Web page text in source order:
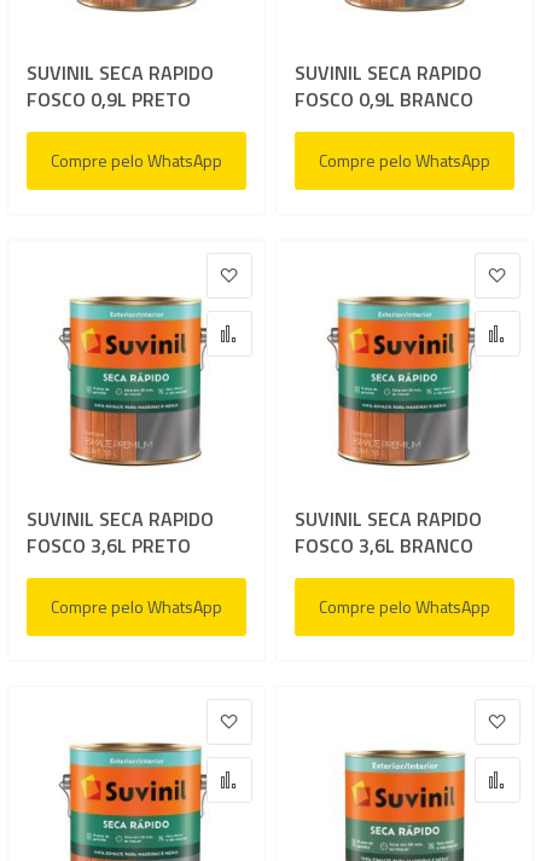
SUVINIL SECA RAPIDO
FOSCO 0,9L PRETO
Compre pelo WhatsApp
SUVINIL SECA RAPIDO
FOSCO 0,9L BRANCO
Compre pelo WhatsApp
SUVINIL SECA RAPIDO
FOSCO 3,6L PRETO
Compre pelo WhatsApp
Adicionar à lista de desejos
Adicionar para Comparar
SUVINIL SECA RAPIDO
FOSCO 3,6L BRANCO
Compre pelo WhatsApp
Adicionar à lista de desejos
Adicionar para Comparar